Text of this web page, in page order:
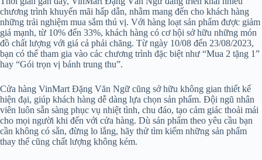
chương trình khuyến mãi hấp dẫn, nhằm mang đến cho khách hàng
những trải nghiệm mua sắm thú vị. Với hàng loạt sản phẩm được giảm
giá mạnh, từ 10% đến 33%, khách hàng có cơ hội sở hữu những món
đồ chất lượng với giá cả phải chăng. Từ ngày 10/08 đến 23/08/2023,
bạn có thể tham gia vào các chương trình đặc biệt như “Mua 2 tặng 1”
hay “Gói trọn vị bánh trung thu”.
Cửa hàng VinMart Đặng Văn Ngữ cũng sở hữu không gian thiết kế
hiện đại, giúp khách hàng dễ dàng lựa chọn sản phẩm. Đội ngũ nhân
viên luôn sẵn sàng phục vụ nhiệt tình, chu đáo, tạo cảm giác thoải mái
cho mọi người khi đến với cửa hàng. Dù sản phẩm theo yêu cầu bạn
cần không có sẵn, đừng lo lắng, hãy thử tìm kiếm những sản phẩm
thay thế cũng chất lượng không kém.